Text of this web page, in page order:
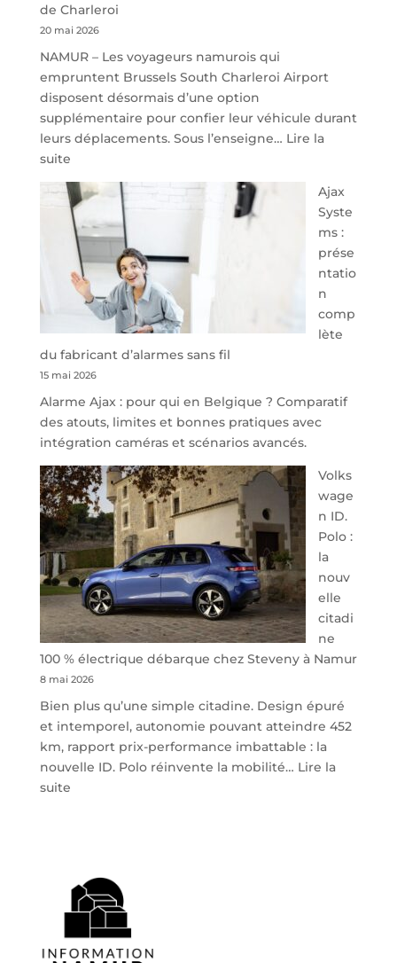
de Charleroi
20 mai 2026
NAMUR – Les voyageurs namurois qui
empruntent Brussels South Charleroi Airport
disposent désormais d’une option
supplémentaire pour confier leur véhicule durant
leurs déplacements. Sous l’enseigne… Lire la
suite:
40
minutes
de
Namur,
Steveny
Park
redessine
de
parking
sécurisé
à
l’aéroport
de
Charleroi
Ajax
Syste
ms :
prése
ntatio
n
comp
lète
du fabricant d’alarmes sans fil
15 mai 2026
Alarme Ajax : pour qui en Belgique ? Comparatif
des atouts, limites et bonnes pratiques avec
intégration caméras et scénarios avancés.
Volks
wage
n ID.
Polo :
la
nouv
elle
citadi
ne
100 % électrique débarque chez Steveny à Namur
8 mai 2026
Bien plus qu’une simple citadine. Design épuré
et intemporel, autonomie pouvant atteindre 452
km, rapport prix-performance imbattable : la
nouvelle ID. Polo réinvente la mobilité… Lire la
suite:
la
nouvelle
citadine
100